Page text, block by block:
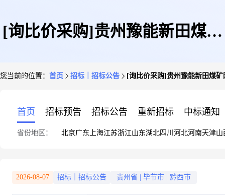
[询比价采购]贵州豫能新田煤矿
您当前的位置： 首页 招标｜招标公告 [询比价采购]贵州豫能新田煤
首页 招标预告 招标公告 重新招标 中标通知
省份地区： 北京广东 上海江苏浙江山东湖北四川 河北河南天津山
2026-08-07 招标｜招标公告 贵州省 毕节市 黔西市